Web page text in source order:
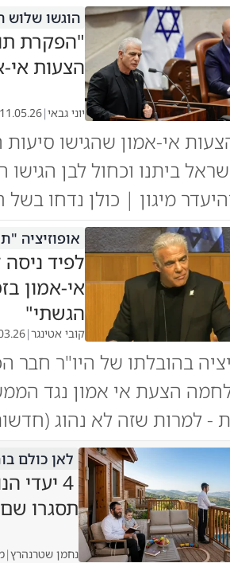
הוגשו שלוש
"הפקרת
הצעות אי-
יוני גבאי|
11.05.26
אי-אמון שהגישו סיעות
ביתנו וכחול לבן
מיגון | כולן נדחו בשל
אופוזיציה
לפיד
אי-אמון
הגשתי"
קובי אטינגר|
בהובלתו של היו"ר חבר
הצעת אי אמון נגד
- למרות שזה לא נהוג
לאן כולם
4 יעדי
תסגרו
נחמן שטרנהרץ|